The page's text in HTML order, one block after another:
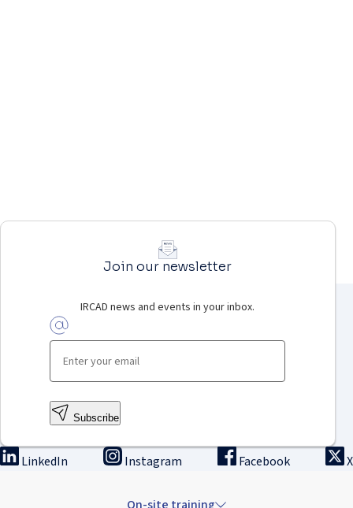
Join our newsletter
IRCAD news and events in your inbox.
Subscribe
LinkedIn Instagram Facebook X
On-site training